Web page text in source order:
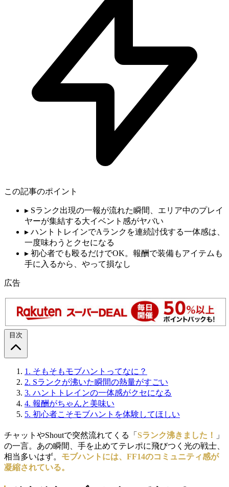
この記事のポイント
▸ Sランク出現の一報が流れた瞬間、エリア中のプレイ
ヤーが集結する大イベント感がヤバい
▸ ハントトレインでAランクを連続討伐する一体感は、
一度味わうとクセになる
▸ 初心者でも殴るだけでOK。報酬で装備もアイテムも
手に入るから、やって損なし
広告
目次
1. そもそもモブハントってなに？
2. Sランクが沸いた瞬間の熱量がすごい
3. ハントトレインの一体感がクセになる
4. 報酬がちゃんと美味い
5. 初心者こそモブハントを体験してほしい
チャットやShoutで突然流れてくる「 Sランク沸きました！
」
の一言。あの瞬間、手を止めてテレポに飛びつく光の戦士、
相当多いはず。 モブハントには、FF14のコミュニティ感が
凝縮されている。